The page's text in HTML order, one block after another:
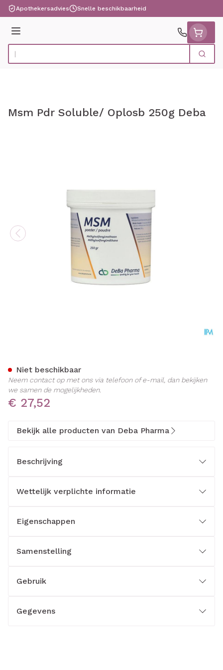
Ga naar de inhoud
Apothekersadvies Snelle beschikbaarheid
Menu
Product, merk, categorie... Zoek
Msm Pdr Soluble/ Oplosb 250g Deba
€ 27,52
Niet beschikbaar
Neem contact op met ons via telefoon of e-mail, dan bekijken
we samen de mogelijkheden.
Bekijk alle producten van Deba Pharma
Beschrijving
Wettelijk verplichte informatie
Eigenschappen
Samenstelling
Gebruik
Gegevens